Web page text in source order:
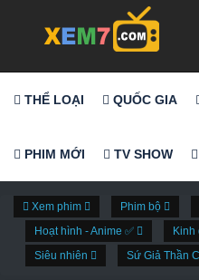
THỂ LOẠI QUỐC GIA
PHIM MỚI TV SHOW
Xem phim Phim bộ
Hoạt hình - Anime ✅
Kinh
Siêu nhiên
Sứ Giả Thần